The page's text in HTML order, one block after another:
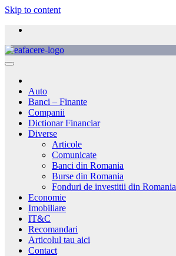
Skip to content
Auto
Banci – Finante
Companii
Dictionar Financiar
Diverse
Articole
Comunicate
Banci din Romania
Burse din Romania
Fonduri de investitii din Romania
Economie
Imobiliare
IT&C
Recomandari
Articolul tau aici
Contact